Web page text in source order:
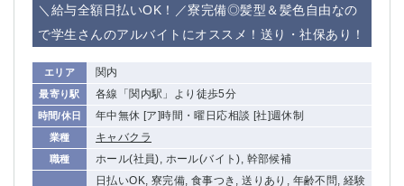
＼給与全額日払いOK！／寮完備◎髪型＆髪色自由なの
で学生さんのアルバイトにオススメ！送り・社保あり！
エリア 関内
最寄り駅 各線「関内駅」より徒歩5分
時間/休日 年中無休 [ア]時間・曜日応相談 [社]週休制
業種 キャバクラ
職種
ホール(社員), ホール(バイト), 幹部候補
日払いOK, 寮完備, 食事つき, 送りあり, 年齢不問, 経験